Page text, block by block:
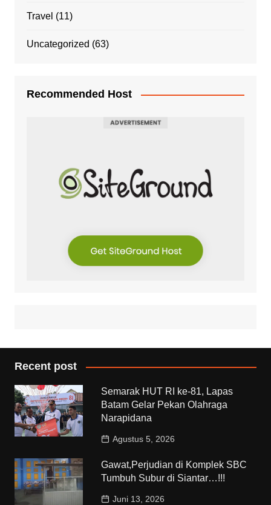
Travel (11)
Uncategorized (63)
Recommended Host
Recent post
Semarak HUT RI ke-81, Lapas
Batam Gelar Pekan Olahraga
Narapidana
Agustus 5, 2026
Gawat,Perjudian di Komplek SBC
Tumbuh Subur di Siantar…!!!
Juni 13, 2026